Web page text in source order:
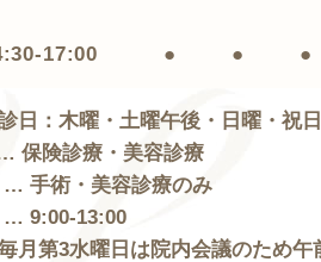
17:00 ● ● ●
日：木曜・土曜午後・日曜・祝日
保険診療・美容診療
… 手術・美容診療のみ
… 9:00-13:00
月第3水曜日は院内会議のため午